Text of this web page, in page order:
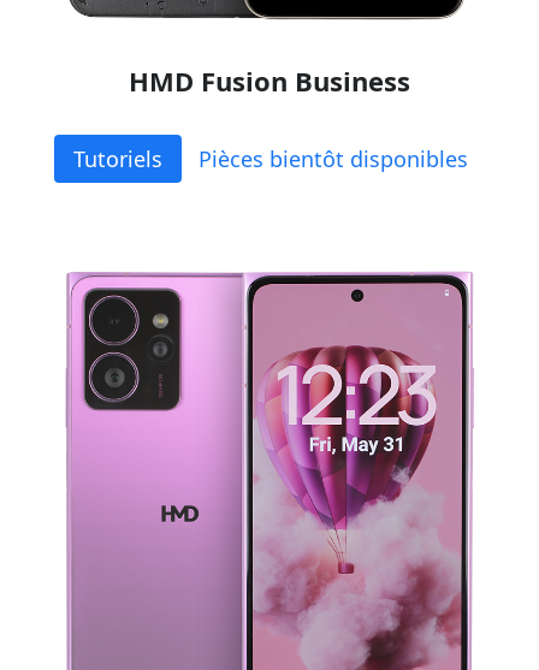
HMD Fusion Business
Tutoriels Pièces bientôt disponibles